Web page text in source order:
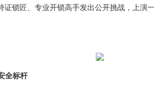
证锁匠、专业开锁高手发出公开挑战，上演
全标杆